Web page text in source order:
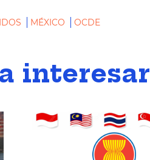
MÉXICO OCDE
interesar